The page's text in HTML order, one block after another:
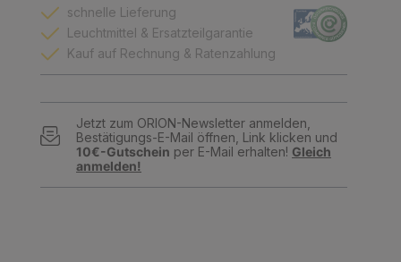
schnelle Lieferung
Leuchtmittel & Ersatzteilgarantie
Kauf auf Rechnung & Ratenzahlung
Jetzt zum ORION-Newsletter anmelden,
Bestätigungs-E-Mail öffnen, Link klicken und
10€-Gutschein per E-Mail erhalten! Gleich
anmelden!